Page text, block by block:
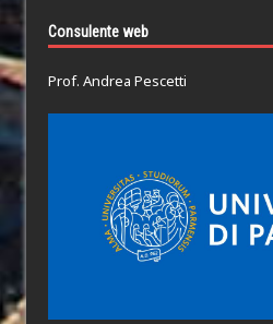
Consulente web
Prof. Andrea Pescetti